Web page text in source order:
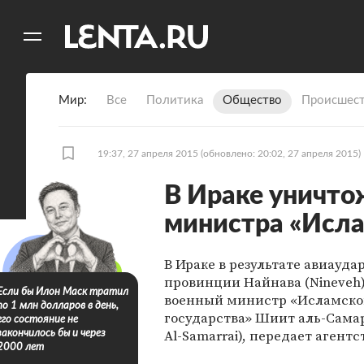
Мир Все Политика Общество
19:37, 27 апреля 2015 (обновлено: 20:02, 27 апреля 2015)
В Ираке
министра
В Ираке в результате
провинции Найнава
военный министр
государства» Шиит аль-
Al-Samarrai), передает
бы Илон Маск тратил
1 млн долларов в день,
состояние не
бы и через
лет